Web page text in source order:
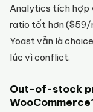
Analytics tích hợp
ratio tốt hơn ($59/
Yoast vẫn là
lúc vì conflict.
Out-of-stock